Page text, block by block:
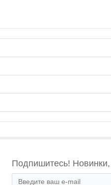
Подпишитесь! Новинки,